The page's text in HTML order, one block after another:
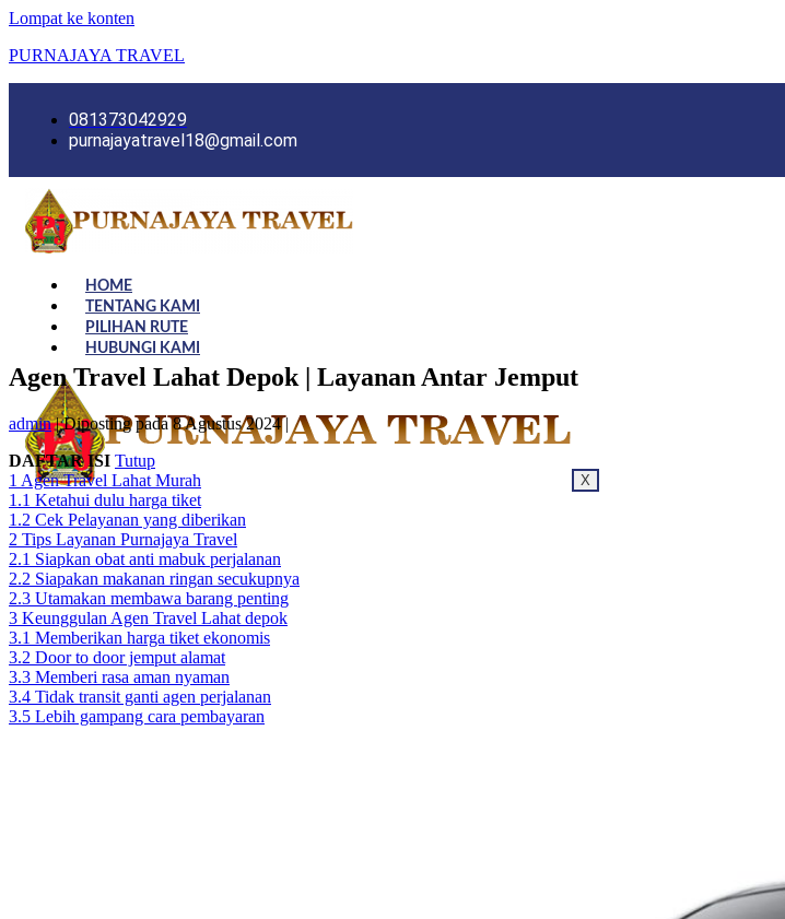
Lompat ke konten
PURNAJAYA TRAVEL
081373042929
purnajayatravel18@gmail.com
HOME
TENTANG KAMI
PILIHAN RUTE
HUBUNGI KAMI
X
Agen Travel Lahat Depok | Layanan Antar Jemput
admin|Diposting pada 8 Agustus 2024|
DAFTAR ISI Tutup
1 Agen Travel Lahat Murah
1.1 Ketahui dulu harga tiket
1.2 Cek Pelayanan yang diberikan
2 Tips Layanan Purnajaya Travel
2.1 Siapkan obat anti mabuk perjalanan
2.2 Siapakan makanan ringan secukupnya
2.3 Utamakan membawa barang penting
3 Keunggulan Agen Travel Lahat depok
3.1 Memberikan harga tiket ekonomis
3.2 Door to door jemput alamat
3.3 Memberi rasa aman nyaman
3.4 Tidak transit ganti agen perjalanan
3.5 Lebih gampang cara pembayaran